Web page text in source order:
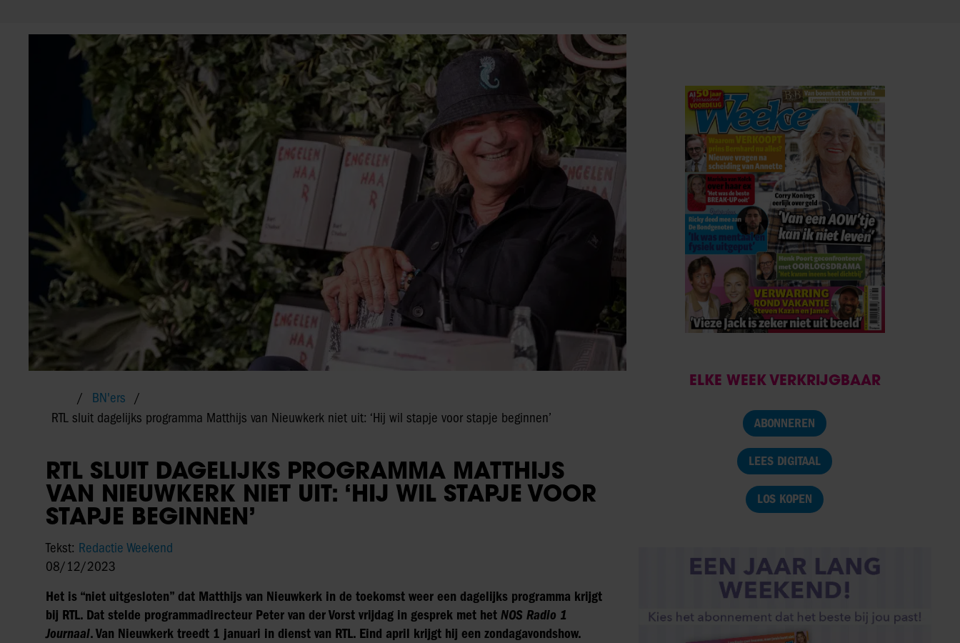
BN'ers
RTL sluit dagelijks programma Matthijs van Nieuwkerk niet uit: ‘Hij wil stapje voor stapje beginnen’
RTL SLUIT DAGELIJKS PROGRAMMA MATTHIJS
VAN NIEUWKERK NIET UIT: ‘HIJ WIL STAPJE VOOR
STAPJE BEGINNEN’
Tekst: Redactie Weekend
08/12/2023
Het is “niet uitgesloten” dat Matthijs van Nieuwkerk in de toekomst weer een dagelijks programma krijgt
bij RTL. Dat stelde programmadirecteur Peter van der Vorst vrijdag in gesprek met het NOS Radio 1
Journaal. Van Nieuwkerk treedt 1 januari in dienst van RTL. Eind april krijgt hij een zondagavondshow.
ELKE WEEK VERKRIJGBAAR
ABONNEREN
LEES DIGITAAL
LOS KOPEN